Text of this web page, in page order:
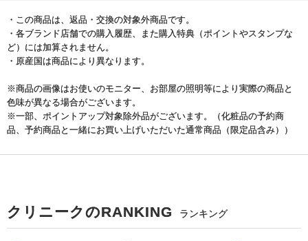
・この商品は、返品・交換の対象外商品です。
・各ブランド店舗での購入履歴、また購入特典（ポイントやスタンプな
ど）には加算されません。
・原産国は商品により異なります。
※商品の画像はお使いのモニター、お部屋の照明等により実際の商品と
色味が異なる場合がございます。
※一部、ポイントアップ対象除外品がございます。（化粧品の予約商
品、予約商品と一緒にお買い上げいただいた通常商品（限定品含み））
クリニークのRANKING ランキング